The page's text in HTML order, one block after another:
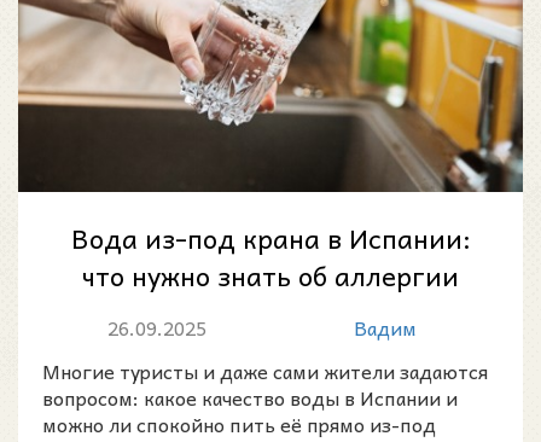
Вода из-под крана в Испании:
что нужно знать об аллергии
26.09.2025
Вадим
Многие туристы и даже сами жители задаются
вопросом: какое качество воды в Испании и
можно ли спокойно пить её прямо из-под